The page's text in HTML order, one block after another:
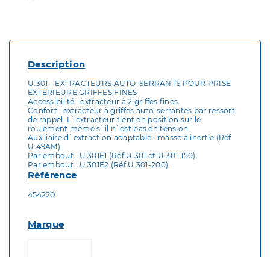
Description
U.301 - EXTRACTEURS AUTO-SERRANTS POUR PRISE
EXTÉRIEURE GRIFFES FINES
Accessibilité : extracteur à 2 griffes fines.
Confort : extracteur à griffes auto-serrantes par ressort
de rappel. L`extracteur tient en position sur le
roulement même s`il n`est pas en tension.
Auxiliaire d`extraction adaptable : masse à inertie (Réf
U.49AM).
Par embout : U.301E1 (Réf U.301 et U.301-150).
Par embout : U.301E2 (Réf U.301-200).
Référence
454220
Marque